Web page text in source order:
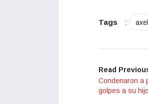
Tags :
Read
Condenaron a
golpes a su